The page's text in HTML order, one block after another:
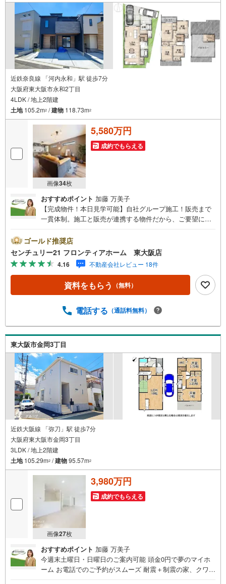
来」どちらもフロンティアで叶えませんか？当日の現地見
学・FP相談も受付中です
近鉄奈良線 「河内永和」駅 徒歩7分
大阪府東大阪市永和2丁目
4LDK / 地上2階建
土地105.2m2 /建物 118.73m2
画像34枚
5,580万円
成約でもらえる
おすすめポイント 加藤 万美子
【完成物件！本日見学可能】自社グループ施工！販売まで
一貫体制。施工と販売が連携する物件だから、ご要望にス
い家づくり。＜防犯面＞・玄関付近に防犯カメラ設置して
おり付近での動きを録画しております＜立地＞・桜橋小学
校まで徒歩約8分・上小阪中学校まで徒歩約17分～自社ブラ
ンド物件:建売価格で「理想」を諦めない住まい～■なぜ建
売価格で「理想」が叶うのか？施工から販売までグループ
内で完結させることで中間コストを徹底カット。その分を
めない。専属FPによる無料相談教育費や老後資金など将来
ます。「最適な銀行は？」「今の年収で大丈夫？」といっ
た疑問から住宅ローンの最大活用まで、家計を守る具体的
なプランをご提案。「自分らしい家」と「安心できる将
来」どちらもフロンティアで叶えませんか？当日の現地見
学・FP相談も受付中です
ゴールド推奨店
センチュリー21 フロンティアホーム 東大阪店
4.16 不動産会社レビュー 18件
資料をもらう （無料）
電話する （通話料無料）
東大阪市金岡3丁目
近鉄大阪線 「弥刀」駅 徒歩7分
大阪府東大阪市金岡3丁目
3LDK / 地上2階建
土地105.29m2 /建物95.57m2
画像27枚
3,980万円
成約でもらえる
おすすめポイント 加藤 万美子
今週末土曜日・日曜日のご案内可能 頭金0円で夢のマイホ
ーム お電話でのご予約がスムーズ 耐震＋制震の家、クワイ